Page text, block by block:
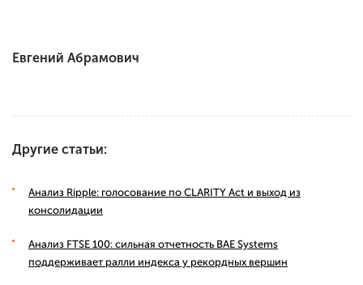
Евгений Абрамович
Другие статьи:
Анализ Ripple: голосование по CLARITY Act и выход из
консолидации
Анализ FTSE 100: сильная отчетность BAE Systems
поддерживает ралли индекса у рекордных вершин